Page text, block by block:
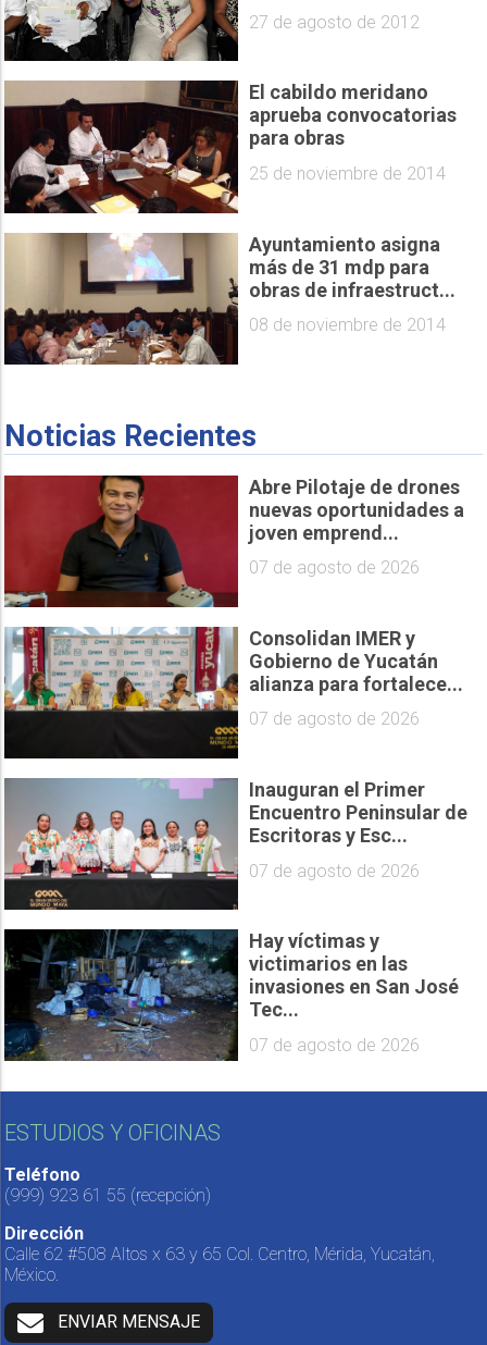
27 de agosto de 2012
El cabildo meridano
aprueba convocatorias
para obras
25 de noviembre de 2014
Ayuntamiento asigna
más de 31 mdp para
obras de infraestruct...
08 de noviembre de 2014
Noticias Recientes
Abre Pilotaje de drones
nuevas oportunidades a
joven emprend...
07 de agosto de 2026
Consolidan IMER y
Gobierno de Yucatán
alianza para fortalece...
07 de agosto de 2026
Inauguran el Primer
Encuentro Peninsular de
Escritoras y Esc...
07 de agosto de 2026
Hay víctimas y
victimarios en las
invasiones en San José
Tec...
07 de agosto de 2026
ESTUDIOS Y OFICINAS
Teléfono
(999) 923 61 55 (recepción)
Dirección
Calle 62 #508 Altos x 63 y 65 Col. Centro, Mérida, Yucatán,
México.
ENVIAR MENSAJE